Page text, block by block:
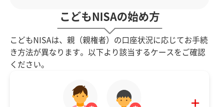
こどもNISAの始め方
こどもNISAは、親（親権者）の口座状況に応じてお手続
き方法が異なります。以下より該当するケースをご確認
ください。